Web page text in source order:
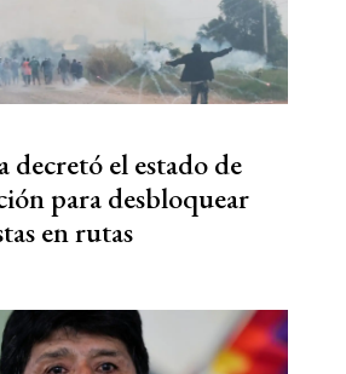
decretó el estado de
para desbloquear
en rutas